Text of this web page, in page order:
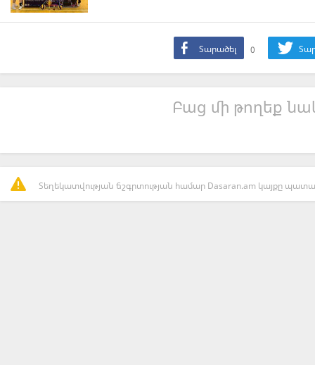
Տարածել 0
Բաց մի թողեք
Տեղեկատվության ճշգրտության համար Dasaran.am կայքը